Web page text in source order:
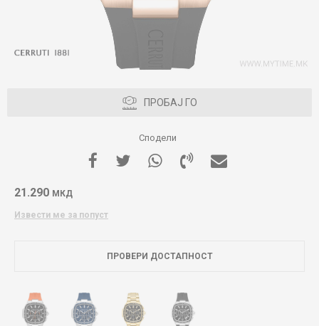
ПРОБАЈ ГО
Сподели
21.290 МКД
Извести ме за попуст
ПРОВЕРИ ДОСТАПНОСТ